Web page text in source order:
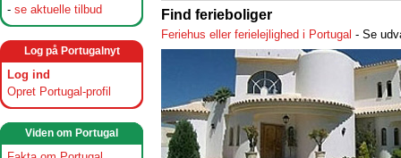
- se aktuelle tilbud
Log på Portugalnyt
Log ind
Opret Portugal-profil
Viden om Portugal
Find ferieboliger
Feriehus eller ferielejlighed i Portugal - Se